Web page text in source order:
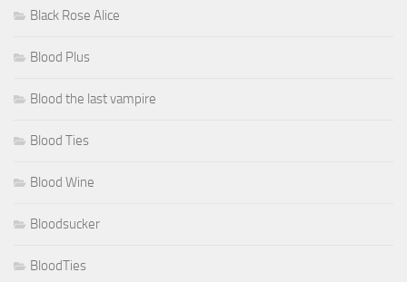
Black Rose Alice
Blood Plus
Blood the last vampire
Blood Ties
Blood Wine
Bloodsucker
BloodTies